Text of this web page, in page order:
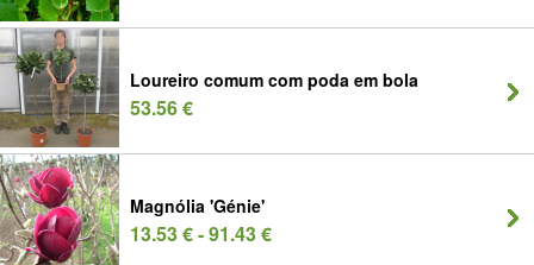
Loureiro comum com poda em bola
53.56 €
Magnólia 'Génie'
13.53 € - 91.43 €